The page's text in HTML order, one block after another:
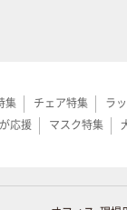
集 チェア特集
ラ
応援 マスク特集